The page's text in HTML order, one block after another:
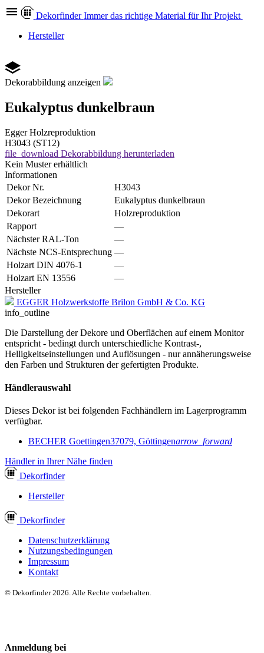
Dekorfinder Immer das richtige Material für Ihr Projekt
Hersteller
Dekorabbildung anzeigen
Eukalyptus dunkelbraun
Egger Holzreproduktion
H3043 (ST12)
file_download Dekorabbildung herunterladen
Kein Muster erhältlich
Informationen
Dekor Nr.
H3043
Dekor Bezeichnung
Eukalyptus dunkelbraun
Dekorart
Holzreproduktion
Rapport
—
Nächster RAL-Ton
—
Nächste NCS-Entsprechung —
Holzart DIN 4076-1
—
Holzart EN 13556
—
Hersteller
EGGER Holzwerkstoffe Brilon GmbH & Co. KG
info_outline
Die Darstellung der Dekore und Oberflächen auf einem Monitor
entspricht - bedingt durch unterschiedliche Kontrast-,
Helligkeitseinstellungen und Auflösungen - nur annäherungsweise
den Farben und Strukturen der gefertigten Produkte.
Händlerauswahl
Dieses Dekor ist bei folgenden Fachhändlern im Lagerprogramm
verfügbar.
BECHER Goettingen37079, Göttingenarrow_forward
Händler in Ihrer Nähe finden
Dekorfinder
Hersteller
Dekorfinder
Datenschutzerklärung
Nutzungsbedingungen
Impressum
Kontakt
© Dekorfinder 2026. Alle Rechte vorbehalten.
Anmeldung bei